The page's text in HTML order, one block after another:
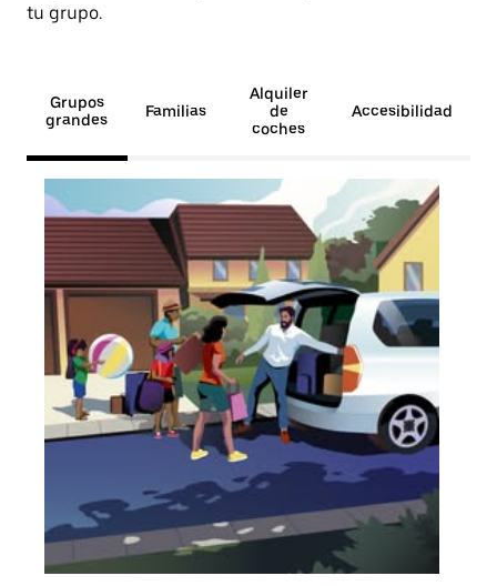
tu grupo.
Grupos
grandes
Familias
Alquiler
de
coches
Accesibilidad